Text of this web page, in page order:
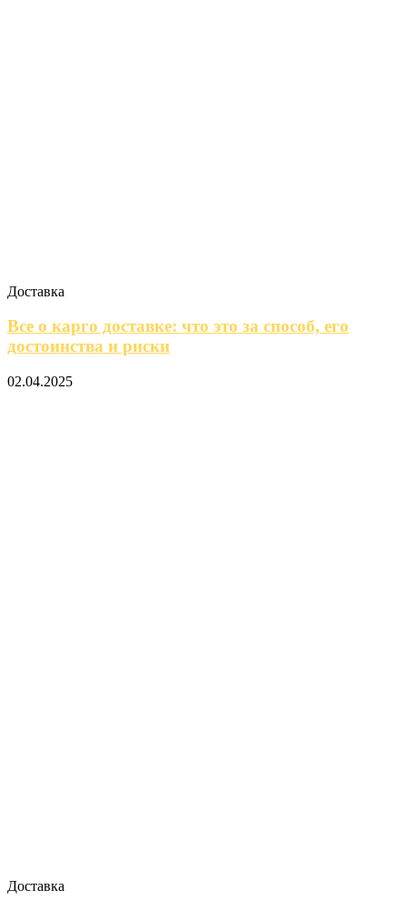
Доставка
Все о карго доставке: что это за способ, его
достоинства и риски
02.04.2025
Доставка